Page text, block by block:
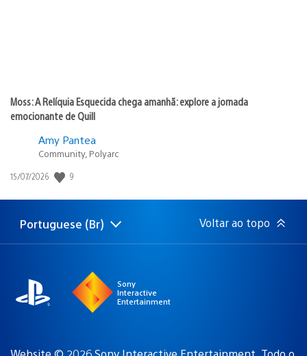
Moss: A Relíquia Esquecida chega amanhã: explore a jornada
emocionante de Quill
Amy Pantea
Community, Polyarc
Data
publicação:
15/07/2026 9
Selecione
Região
Portuguese (Br) Voltar ao topo
Sony
Interactive
Entertainment